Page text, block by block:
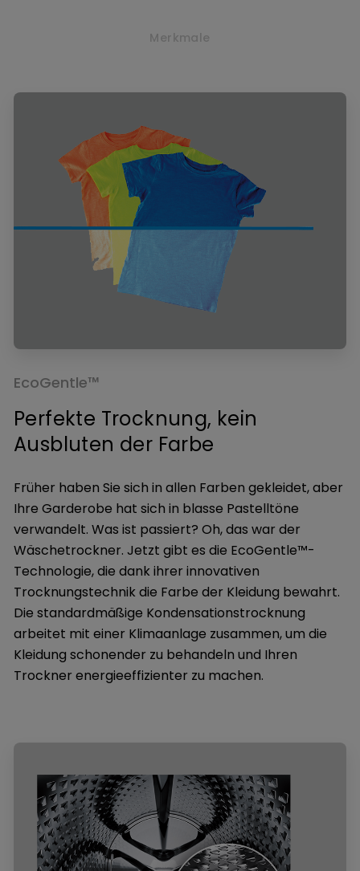
Merkmale
EcoGentle™
Perfekte Trocknung, kein
Ausbluten der Farbe
Früher haben Sie sich in allen Farben gekleidet, aber
Ihre Garderobe hat sich in blasse Pastelltöne
verwandelt. Was ist passiert? Oh, das war der
Wäschetrockner. Jetzt gibt es die EcoGentle™-
Technologie, die dank ihrer innovativen
Trocknungstechnik die Farbe der Kleidung bewahrt.
Die standardmäßige Kondensationstrocknung
arbeitet mit einer Klimaanlage zusammen, um die
Kleidung schonender zu behandeln und Ihren
Trockner energieeffizienter zu machen.